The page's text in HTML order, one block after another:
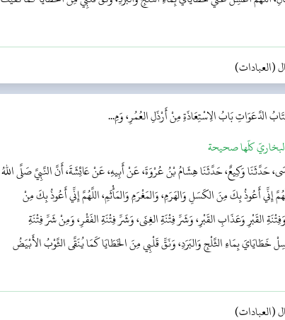
(العبادات)
الدَّعَوَاتِبَابُ الِاسْتِعَاذَةِ مِنْ أَرْذَلِ العُمُرِ، وَمِ...
كلّها صحيحة
حَدَّثَنَا وَكِيعٌ، حَدَّثَنَا هِشَامُ بْنُ عُرْوَةَ، عَنْ أَبِيهِ، عَنْ عَائِشَةَ، أَنَّ النَّبِيَّ صَلَّى اللهُ
إِنِّي أَعُوذُ بِكَ مِنَ الكَسَلِ وَالهَرَمِ، وَالمَغْرَمِ وَالمَأْثَمِ، اللَّهُمَّ إِنِّي أَعُوذُ بِكَ مِنْ
القَبْرِ وَعَذَابِ القَبْرِ، وَشَرِّ فِتْنَةِ الغِنَى، وَشَرِّ فِتْنَةِ الفَقْرِ، وَمِنْ شَرِّ فِتْنَةِ
خَطَايَايَ بِمَاءِ الثَّلْجِ وَالبَرَدِ، وَنَقِّ قَلْبِي مِنَ الخَطَايَا كَمَا يُنَقَّى الثَّوْبُ الأَبْيَضُ
(العبادات)